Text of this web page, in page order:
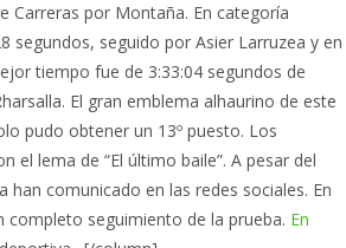
Carreras por Montaña. En categoría
segundos, seguido por Asier Larruzea y en
tiempo fue de 3:33:04 segundos de
El gran emblema alhaurino de este
pudo obtener un 13º puesto. Los
el lema de “El último baile”. A pesar del
comunicado en las redes sociales. En
completo seguimiento de la prueba. En